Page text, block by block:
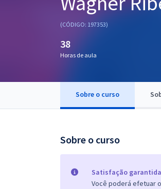
Questões grátis
(CÓDIGO: 197353)
38
Horas de aula
Sobre o curso
Sobre o curso
Satisfação
Você poderá efetuar